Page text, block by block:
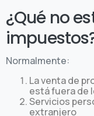
¿Qué no
Normalmente:
La venta de
está fuera de
Servicios
extranjero